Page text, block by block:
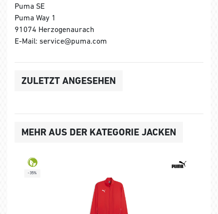
Puma SE
Puma Way 1
91074 Herzogenaurach
E-Mail: service@puma.com
ZULETZT ANGESEHEN
MEHR AUS DER KATEGORIE JACKEN
-35%